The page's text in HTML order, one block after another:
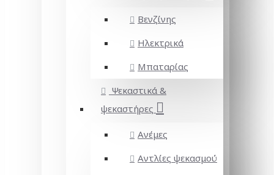
Βενζίνης
Ηλεκτρικά
Μπαταρίας
Ψεκαστικά &
ψεκαστήρες
Ανέμες
Αντλίες ψεκασμού